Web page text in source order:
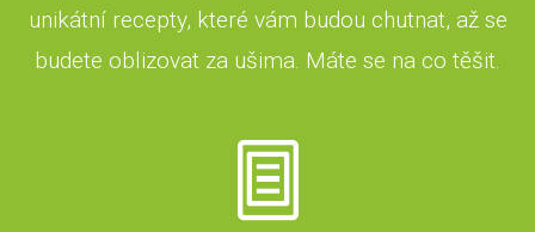
unikátní recepty, které vám budou chutnat, až se
budete oblizovat za ušima. Máte se na co těšit.